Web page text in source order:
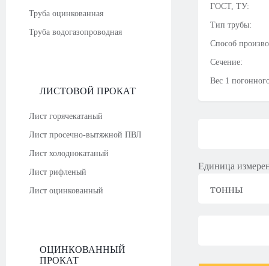
Труба оцинкованная
Труба водогазопроводная
ЛИСТОВОЙ ПРОКАТ
Лист горячекатаный
Лист просечно-вытяжной ПВЛ
Лист холоднокатаный
Лист рифленый
Лист оцинкованный
ОЦИНКОВАННЫЙ
ПРОКАТ
ГОСТ, ТУ:
Тип трубы:
Способ
Сечение:
Вес 1
Единица
тонны